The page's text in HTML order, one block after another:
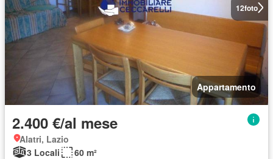
12foto
Appartamento
2.400 €/al mese
Alatri, Lazio
3 Locali
60 m²